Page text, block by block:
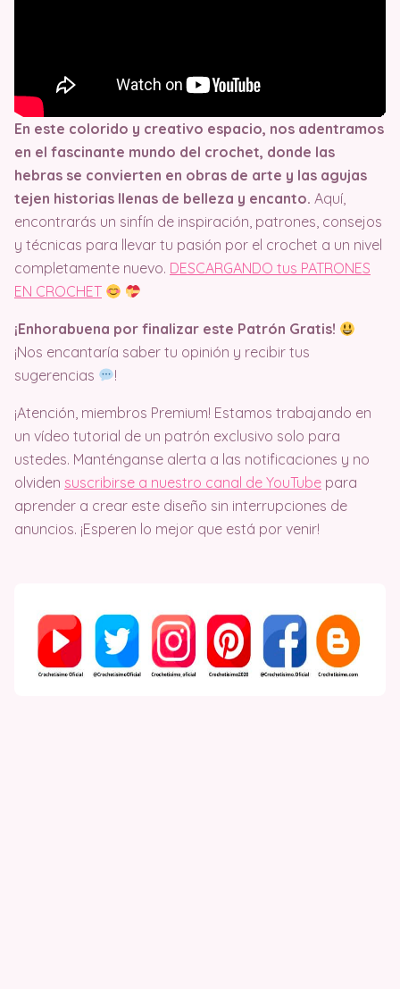
En este colorido y creativo espacio, nos adentramos
en el fascinante mundo del crochet, donde las
hebras se convierten en obras de arte y las agujas
tejen historias llenas de belleza y encanto. Aquí,
encontrarás un sinfín de inspiración, patrones, consejos
y técnicas para llevar tu pasión por el crochet a un nivel
completamente nuevo. DESCARGANDO tus PATRONES
EN CROCHET
¡Enhorabuena por finalizar este Patrón Gratis!
¡Nos encantaría saber tu opinión y recibir tus
sugerencias
!
¡Atención, miembros Premium! Estamos trabajando en
un vídeo tutorial de un patrón exclusivo solo para
ustedes. Manténganse alerta a las notificaciones y no
olviden suscribirse a nuestro canal de YouTube para
aprender a crear este diseño sin interrupciones de
anuncios. ¡Esperen lo mejor que está por venir!